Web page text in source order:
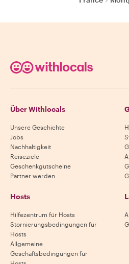
Über Withlocals
Unsere Geschichte
Jobs
Nachhaltigkeit
Reiseziele
Geschenkgutscheine
Partner werden
Hosts
Hilfezentrum für Hosts
Stornierungsbedingungen für
Hosts
Allgemeine
Geschäftsbedingungen für